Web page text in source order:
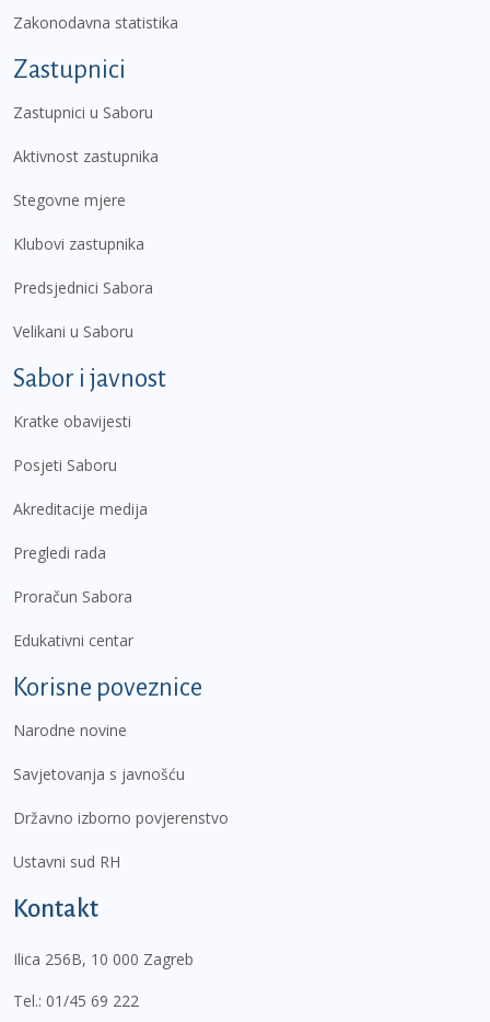
Zakonodavna statistika
Zastupnici
Zastupnici u Saboru
Aktivnost zastupnika
Stegovne mjere
Klubovi zastupnika
Predsjednici Sabora
Velikani u Saboru
Sabor i javnost
Kratke obavijesti
Posjeti Saboru
Akreditacije medija
Pregledi rada
Proračun Sabora
Edukativni centar
Korisne poveznice
Narodne novine
Savjetovanja s javnošću
Državno izborno povjerenstvo
Ustavni sud RH
Kontakt
Ilica 256B, 10 000 Zagreb
Tel.: 01/45 69 222